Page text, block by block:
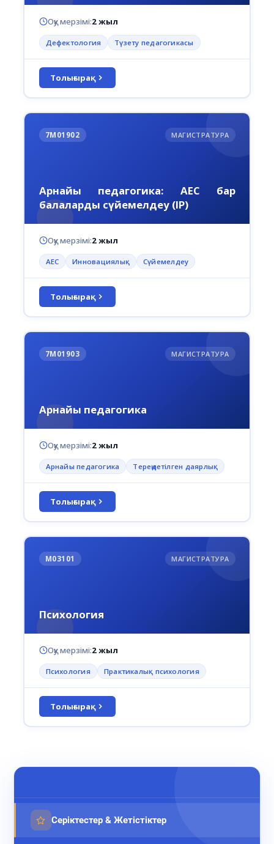
Оқу мерзімі:2 жыл
Дефектология Түзету педагогикасы
Толығырақ
7М01902 МАГИСТРАТУРА
Арнайы педагогика: АЕС бар
балаларды сүйемелдеу (IP)
Оқу мерзімі:2 жыл
АЕС Инновациялық Сүйемелдеу
Толығырақ
7М01903 МАГИСТРАТУРА
Арнайы педагогика
Оқу мерзімі:2 жыл
Арнайы педагогика Тереңдетілген даярлық
Толығырақ
M03101 МАГИСТРАТУРА
Психология
Оқу мерзімі:2 жыл
Психология Практикалық психология
Толығырақ
✕
Серіктестер & Жетістіктер